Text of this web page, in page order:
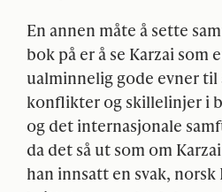
En annen måte å sette
bok på er å se Karzai som
ualminnelig gode evner til
konflikter og skillelinjer i
og det internasjonale
da det så ut som om
han innsatt en svak,